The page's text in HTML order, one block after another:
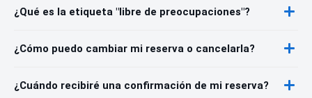
¿Qué es la etiqueta "libre de preocupaciones"?
¿Cómo puedo cambiar mi reserva o cancelarla?
¿Cuándo recibiré una confirmación de mi reserva?